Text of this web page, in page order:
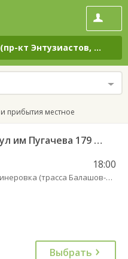
Саратов Стадион Волга (пр-кт Энтузиастов, 18 А)
прибытия местное
Саратов АВ Центральный ул им Пугачева 179 А — Романовка рп (ул Советская 116)
18:00
Пинеровка (трасса Балашов-Романовка)
Выбрать